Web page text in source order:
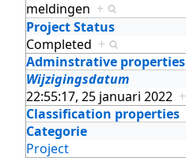
meldingen +
Project Status
Completed +
Adminstrative properties
Wijzigingsdatum
22:55:17, 25 januari 2022 +
Classification properties
Categorie
Project